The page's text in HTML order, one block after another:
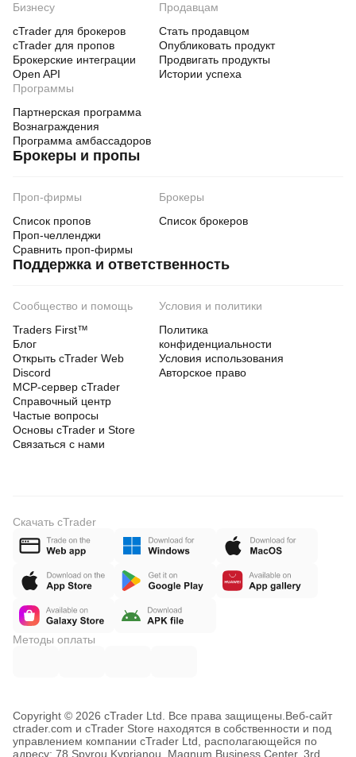
Бизнесу
cTrader для брокеров
cTrader для пропов
Брокерские интеграции
Open API
Продавцам
Стать продавцом
Опубликовать продукт
Продвигать продукты
Истории успеха
Программы
Партнерская программа
Вознаграждения
Программа амбассадоров
Брокеры и пропы
Проп-фирмы
Список пропов
Проп-челленджи
Сравнить проп-фирмы
Брокеры
Список брокеров
Поддержка и ответственность
Сообщество и помощь
Traders First™
Блог
Открыть cTrader Web
Discord
MCP-сервер cTrader
Справочный центр
Частые вопросы
Основы cTrader и Store
Связаться с нами
Условия и политики
Политика
конфиденциальности
Условия использования
Авторское право
Скачать cTrader
Методы оплаты
Copyright © 2026 cTrader Ltd. Все права защищены. Веб-сайт
ctrader.com и cTrader Store находятся в собственности и под
управлением компании cTrader Ltd, располагающейся по
адресу: 78 Spyrou Kyprianou, Magnum Business Center, 3rd